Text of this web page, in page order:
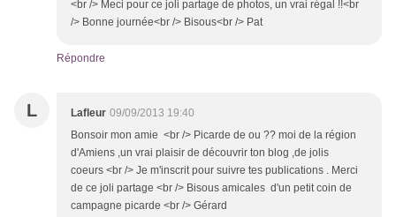
<br /> Meci pour ce joli partage de photos, un vrai régal !!<br
/> Bonne journée<br /> Bisous<br /> Pat
Répondre
L Lafleur 09/09/2013 19:40
Bonsoir mon amie <br /> Picarde de ou ?? moi de la région
d'Amiens ,un vrai plaisir de découvrir ton blog ,de jolis
coeurs <br /> Je m'inscrit pour suivre tes publications . Merci
de ce joli partage <br /> Bisous amicales d'un petit coin de
campagne picarde <br /> Gérard